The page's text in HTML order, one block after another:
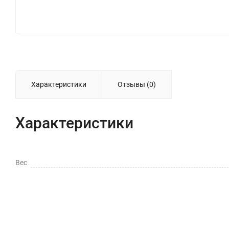
Характеристики Отзывы (0)
Характеристики
Вес